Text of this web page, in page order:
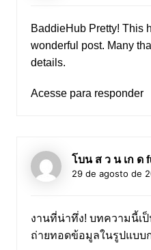
BaddieHubPretty! This
wonderful post. Many
details.
Acesse para responder
โบน ส ว น เก ด
29 de agosto de
งานที่น่าทึ่ง! บทความนี้เ
ถ่ายทอดข้อมูลในรูปแบบ